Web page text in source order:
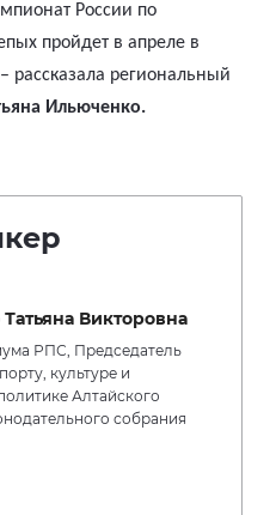
России по
пройдет в апреле в
рассказала региональный
Ильюченко.
Викторовна
РПС, Председатель
культуре и
Алтайского
собрания